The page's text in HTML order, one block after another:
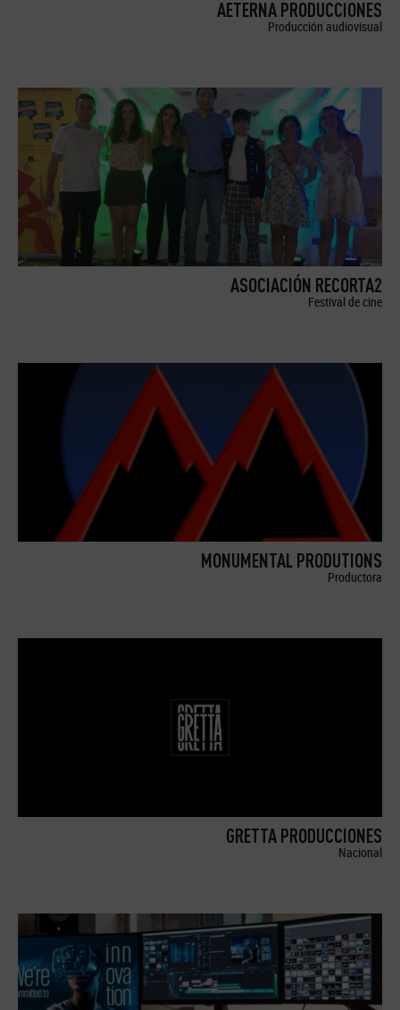
AETERNA PRODUCCIONES
Producción audiovisual
ASOCIACIÓN RECORTA2
Festival de cine
MONUMENTAL PRODUTIONS
Productora
GRETTA PRODUCCIONES
Nacional